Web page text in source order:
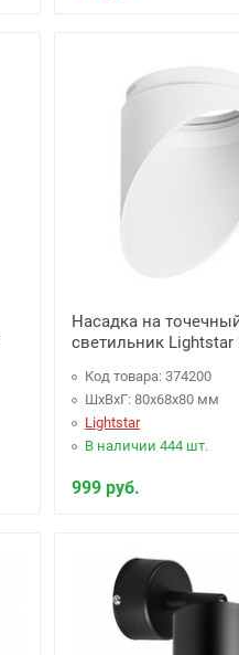
Насадка на
светильник Lightstar
Код товара: 374200
ШхВхГ: 80x68x80 мм
Lightstar
В наличии 444 шт.
999 руб.